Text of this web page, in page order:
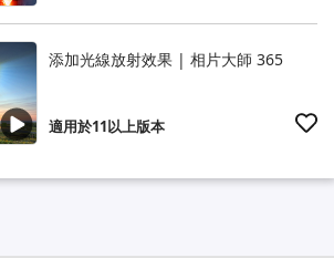
添加光線放射效果 | 相片大師 365
適用於11以上版本